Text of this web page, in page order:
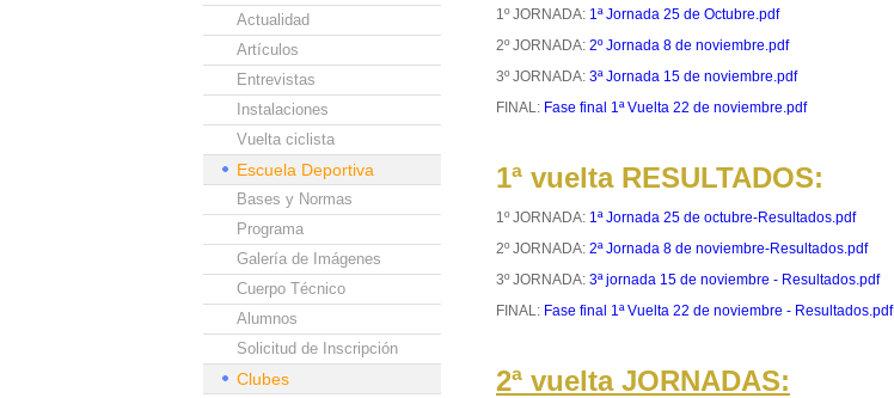
Actualidad
Artículos
Entrevistas
Instalaciones
Vuelta ciclista
Escuela Deportiva
Bases y Normas
Programa
Galería de Imágenes
Cuerpo Técnico
Alumnos
Solicitud de Inscripción
Clubes
1º JORNADA: 1ª Jornada 25 de Octubre.pdf
2º JORNADA: 2º Jornada 8 de noviembre.pdf
3º JORNADA: 3ª Jornada 15 de noviembre.pdf
FINAL: Fase final 1ª Vuelta 22 de noviembre.pdf
1ª vuelta RESULTADOS:
1º JORNADA: 1ª Jornada 25 de octubre-Resultados.pdf
2º JORNADA: 2ª Jornada 8 de noviembre-Resultados.pdf
3º JORNADA: 3ª jornada 15 de noviembre - Resultados.pdf
FINAL: Fase final 1ª Vuelta 22 de noviembre - Resultados.pdf
2ª vuelta JORNADAS: